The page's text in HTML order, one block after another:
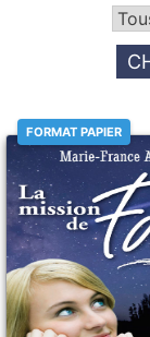
FORMAT PAPIER